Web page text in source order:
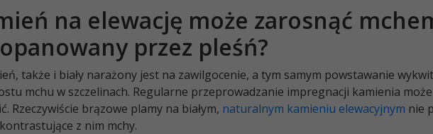
na elewację może zarosnąć
przez pleśń?
także i biały narażony jest na zawilgocenie, a tym samym powstawanie
mchu w szczelinach. Regularne przeprowadzanie impregnacji kamienia
Rzeczywiście brązowe plamy na białym, naturalnym kamieniu elewacyjnym nie
z nim mchy.